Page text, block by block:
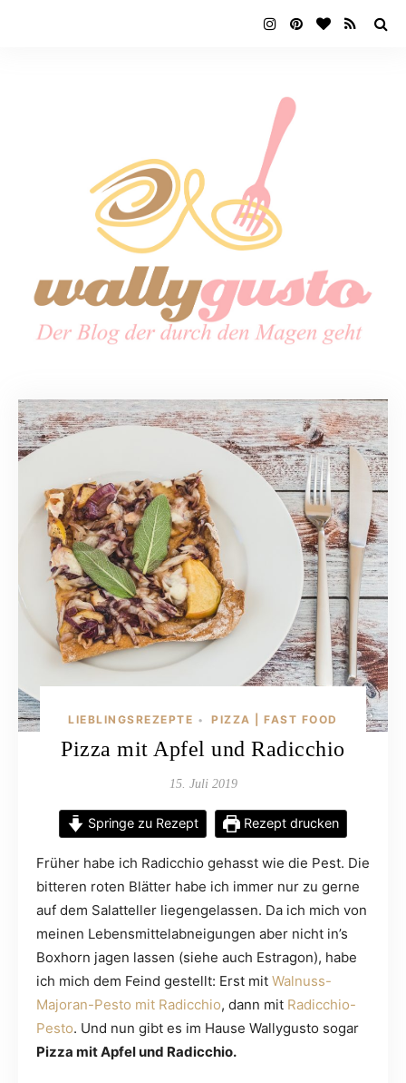
LIEBLINGSREZEPTE • PIZZA | FAST FOOD
Pizza mit Apfel und Radicchio
15. Juli 2019
Springe zu Rezept Rezept drucken
Früher habe ich Radicchio gehasst wie die Pest. Die
bitteren roten Blätter habe ich immer nur zu gerne
auf dem Salatteller liegengelassen. Da ich mich von
meinen Lebensmittelabneigungen aber nicht in’s
Boxhorn jagen lassen (siehe auch Estragon), habe
ich mich dem Feind gestellt: Erst mit Walnuss-
Majoran-Pesto mit Radicchio, dann mit Radicchio-
Pesto. Und nun gibt es im Hause Wallygusto sogar
Pizza mit Apfel und Radicchio.